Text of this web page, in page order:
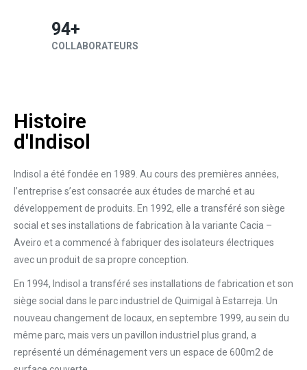
108
COLLABORATEURS
Histoire
d'Indisol
Indisol a été fondée en 1989. Au cours des premières années,
l’entreprise s’est consacrée aux études de marché et au
développement de produits. En 1992, elle a transféré son siège
social et ses installations de fabrication à la variante Cacia –
Aveiro et a commencé à fabriquer des isolateurs électriques
avec un produit de sa propre conception.
En 1994, Indisol a transféré ses installations de fabrication et son
siège social dans le parc industriel de Quimigal à Estarreja. Un
nouveau changement de locaux, en septembre 1999, au sein du
même parc, mais vers un pavillon industriel plus grand, a
représenté un déménagement vers un espace de 600m2 de